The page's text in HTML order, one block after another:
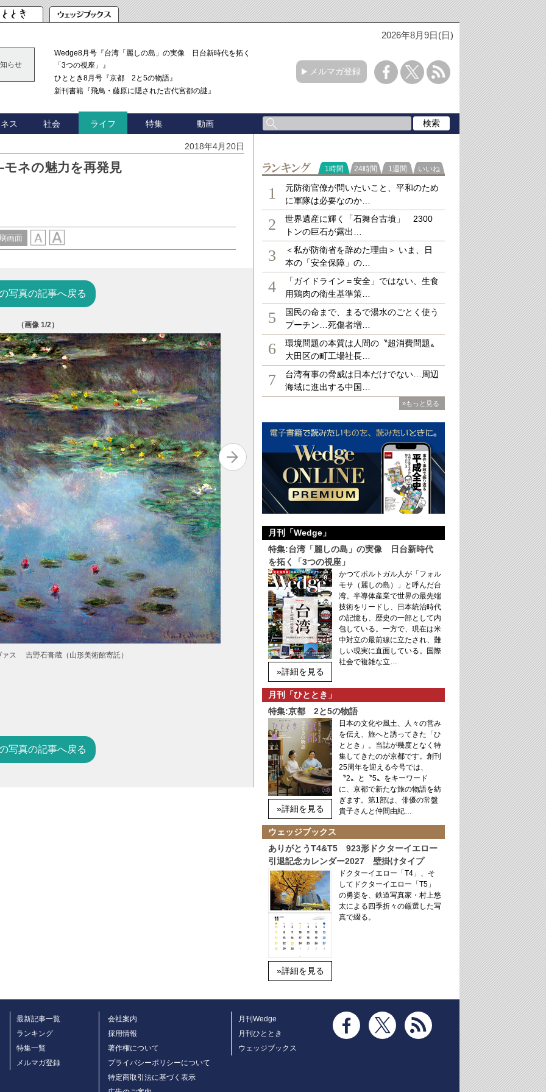
2026年8月9日(日)
らせ
Wedge8月号『台湾「麗しの島」の実像 日台新時代を拓く
「3つの視座」』
ひととき8月号『京都 2と5の物語』
新刊書籍『飛鳥・藤原に隠された古代宮都の謎』
メルマガ登録
ス 社会 ライフ 特集 動画
2018年4月20日
ネの魅力を再発見
画面
写真の記事へ戻る
（画像1/2）
ス 吉野石膏蔵（山形美術館寄託）
写真の記事へ戻る
ラ
1時間 24時間 1週間 いいね
1
元防衛官僚が問いたいこと、平和のため
に軍隊は必要なのか…
2
世界遺産に輝く「石舞台古墳」 2300
トンの巨石が露出…
3
＜私が防衛省を辞めた理由＞ いま、日
本の「安全保障」の…
4
「ガイドライン＝安全」ではない、生食
用鶏肉の衛生基準策…
5
国民の命まで、まるで湯水のごとく使う
プーチン…死傷者増…
6
環境問題の本質は人間の〝超消費問題〟
大田区の町工場社長…
7
台湾有事の脅威は日本だけでない…周辺
海域に進出する中国…
»もっと見る
月刊「Wedge」
特集:台湾「麗しの島」の実像 日台新時代
を拓く「3つの視座」
»詳細を見る
かつてポルトガル人が「フォル
モサ（麗しの島）」と呼んだ台
湾。半導体産業で世界の最先端
技術をリードし、日本統治時代
の記憶も、歴史の一部として内
包している。一方で、現在は米
中対立の最前線に立たされ、難
しい現実に直面している。国際
社会で複雑な立…
月刊「ひととき」
特集:京都 2と5の物語
»詳細を見る
日本の文化や風土、人々の営み
を伝え、旅へと誘ってきた「ひ
ととき」。当誌が幾度となく特
集してきたのが京都です。創刊
25周年を迎える今号では、
〝2〟と〝5〟をキーワード
に、京都で新たな旅の物語を紡
ぎます。第1部は、俳優の常盤
貴子さんと仲間由紀…
ウェッジブックス
ありがとうT4&T5 923形ドクターイエロー
引退記念カレンダー2027 壁掛けタイプ
»詳細を見る
ドクターイエロー「T4」、そ
してドクターイエロー「T5」
の勇姿を、鉄道写真家・村上悠
太による四季折々の厳選した写
真で綴る。
最新記事一覧
ランキング
特集一覧
メルマガ登録
会社案内
採用情報
著作権について
プライバシーポリシーについて
特定商取引法に基づく表示
月刊Wedge
月刊ひととき
ウェッジブックス